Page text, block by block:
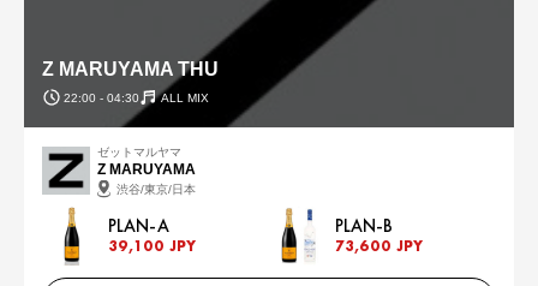
Z MARUYAMA THU
22:00 - 04:30 ALL MIX
ゼットマルヤマ
Z MARUYAMA
渋谷/東京/日本
PLAN-A
39,100 JPY
PLAN-B
73,600 JPY